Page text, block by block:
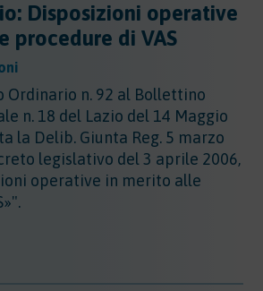
Disposizioni operative
procedure di VAS
Ordinario n. 92 al Bollettino
n. 18 del Lazio del 14 Maggio
la Delib. Giunta Reg. 5 marzo
legislativo del 3 aprile 2006,
operative in merito alle